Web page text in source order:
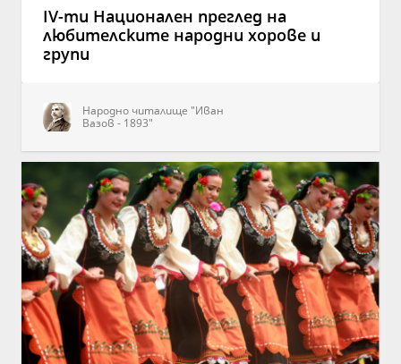
ІV-ти Национален преглед на
любителските народни хорове и
групи
Народно читалище "Иван
Вазов - 1893"